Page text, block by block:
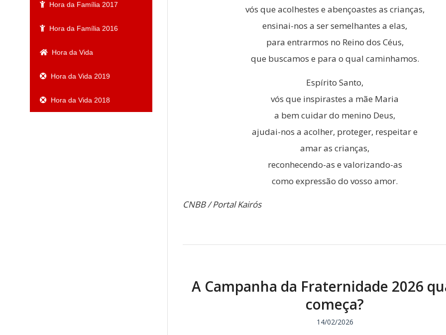
Hora da Família 2017
Hora da Família 2016
Hora da Vida
Hora da Vida 2019
Hora da Vida 2018
vós que acolhestes e abençoastes as crianças,
ensinai-nos a ser semelhantes a elas,
para entrarmos no Reino dos Céus,
que buscamos e para o qual caminhamos.
Espírito Santo,
vós que inspirastes a mãe Maria
a bem cuidar do menino Deus,
ajudai-nos a acolher, proteger, respeitar e
amar as crianças,
reconhecendo-as e valorizando-as
como expressão do vosso amor.
CNBB / Portal Kairós
A Campanha da Fraternidade 2026
começa?
14/02/2026